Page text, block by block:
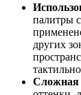
палитры
других
Сложная